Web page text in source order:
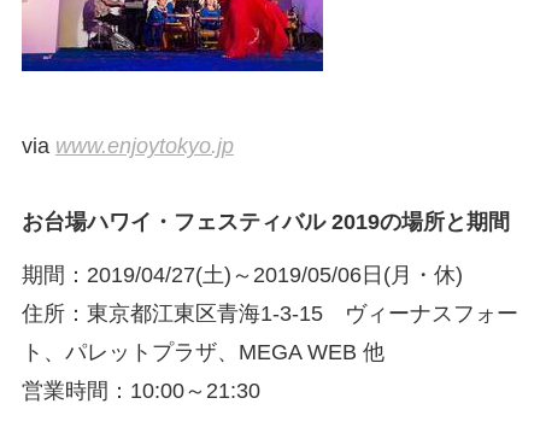
via www.enjoytokyo.jp
お台場ハワイ・フェスティバル 2019の場所と期間
期間：2019/04/27(土)～2019/05/06日(月・休)
住所：東京都江東区青海1-3-15 ヴィーナスフォー
ト、パレットプラザ、MEGA WEB 他
営業時間：10:00～21:30